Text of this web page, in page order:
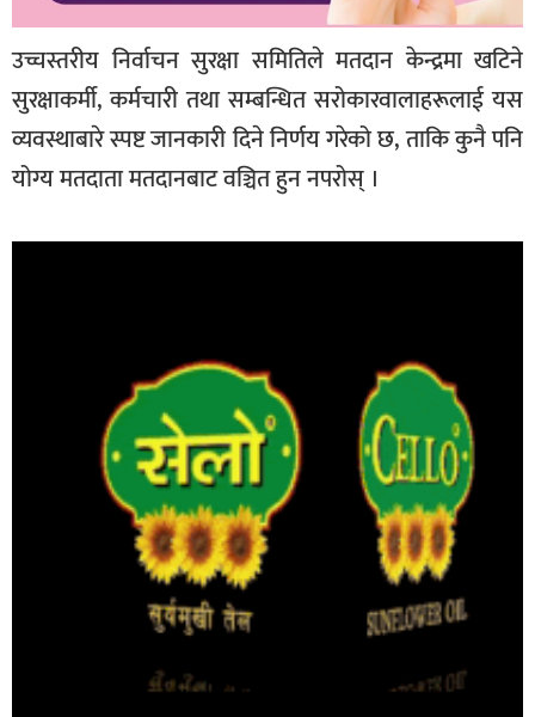
उच्चस्तरीय निर्वाचन सुरक्षा समितिले मतदान केन्द्रमा खटिने
सुरक्षाकर्मी, कर्मचारी तथा सम्बन्धित सरोकारवालाहरूलाई यस
व्यवस्थाबारे स्पष्ट जानकारी दिने निर्णय गरेको छ, ताकि कुनै पनि
योग्य मतदाता मतदानबाट वञ्चित हुन नपरोस् ।